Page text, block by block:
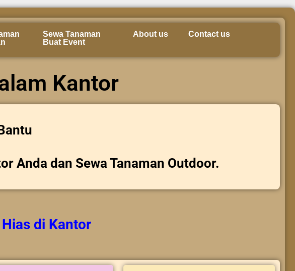
Sewa Tanaman
Buat Event
About us Contact us
Kantor
Anda dan Sewa Tanaman Outdoor.
di Kantor